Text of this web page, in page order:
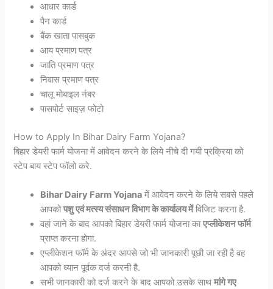
आधार कार्ड
पैन कार्ड
बैंक खाता पासबुक
आय प्रमाण पत्र
जाति प्रमाण पत्र
निवास प्रमाण पत्र
चालू मोबाइल नंबर
पासपोर्ट साइज़ फोटो
How to Apply In Bihar Dairy Farm Yojana?
बिहार डेयरी फार्म योजना में आवेदन करने के लिये नीचे दी गयी प्रक्रिया को
स्टेप बाय स्टेप फॉलो करे.
Bihar Dairy Farm Yojana में आवेदन करने के लिये सबसे पहले
आपकोपशु एवं मत्स्य संसाधन विभाग के कार्यालय मेंविजिट करना है.
वहां जाने के बाद आपको बिहार डेयरी फार्म योजना काएप्लीकेशन फॉर्म
प्राप्त करना होगा.
एप्लीकेशन फॉर्म के अंदर आपसे जो भी जानकारी पूछी जा रही है वह
आपको ध्यान पूर्वक दर्ज करनी है.
सभी जानकारी को दर्ज करने के बाद आपको उसके साथमांगे गए